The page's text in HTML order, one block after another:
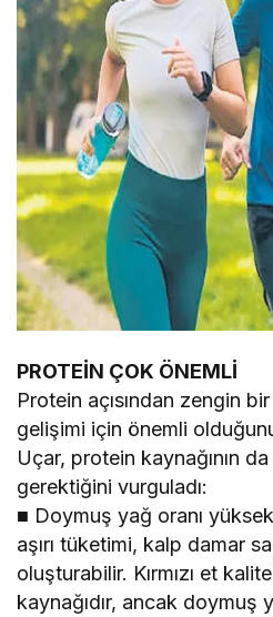
PROTEİN ÇOK ÖNEMLİ
Protein açısından zengin
gelişimi için önemli
Uçar, protein kaynağının da
gerektiğini vurguladı:
■ Doymuş yağ oranı
aşırı tüketimi, kalp damar
oluşturabilir. Kırmızı et
kaynağıdır, ancak doymuş